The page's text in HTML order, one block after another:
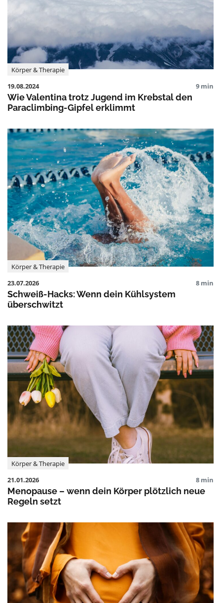
Körper & Therapie
19.08.2024
9 min
Wie Valentina trotz Jugend im Krebstal den
Paraclimbing-Gipfel erklimmt
Körper & Therapie
23.07.2026
8 min
Schweiß-Hacks: Wenn dein Kühlsystem
überschwitzt
Körper & Therapie
21.01.2026
8 min
Menopause – wenn dein Körper plötzlich neue
Regeln setzt